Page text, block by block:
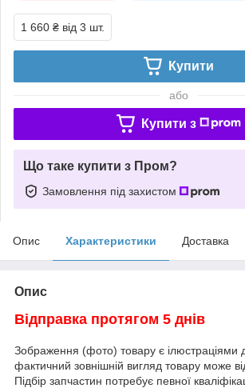
1 660 ₴ від 3 шт.
Купити
або
Купити з
Що таке купити з Пром?
Замовлення під захистом
Опис Характеристики Доставка
Опис
Відправка протягом 5 днів
Зображення (фото) товару є ілюстраціями
фактичний зовнішній вигляд товару може
Підбір запчастин потребує певної